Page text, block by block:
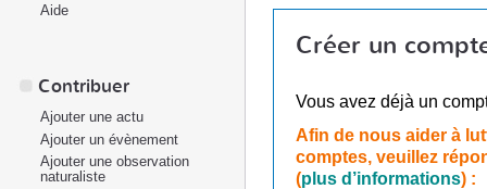
Créer un
Vous avez déjà un
Afin de nous aider à
comptes, veuillez
(plus d’informations) :
Aide
Contribuer
Ajouter une actu
Ajouter un évènement
Ajouter une observation
naturaliste